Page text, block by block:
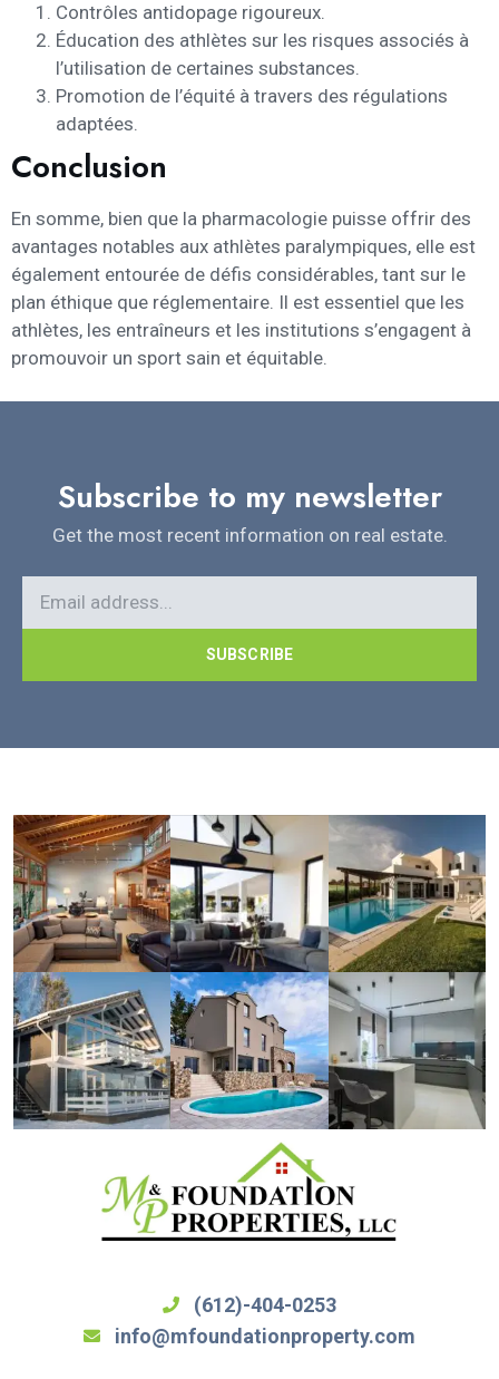
Contrôles antidopage rigoureux.
Éducation des athlètes sur les risques associés à
l’utilisation de certaines substances.
Promotion de l’équité à travers des régulations
adaptées.
Conclusion
En somme, bien que la pharmacologie puisse offrir des
avantages notables aux athlètes paralympiques, elle est
également entourée de défis considérables, tant sur le
plan éthique que réglementaire. Il est essentiel que les
athlètes, les entraîneurs et les institutions s’engagent à
promouvoir un sport sain et équitable.
Subscribe to my newsletter
Get the most recent information on real estate.
SUBSCRIBE
(612)-404-0253
info@mfoundationproperty.com